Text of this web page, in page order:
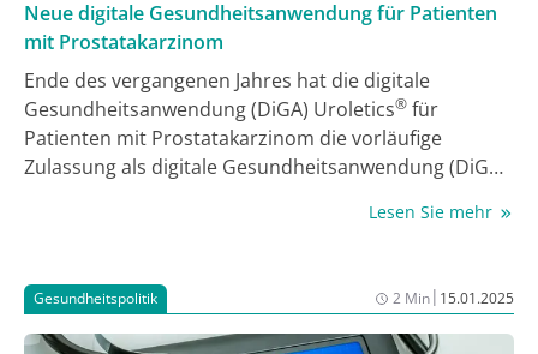
Neue digitale Gesundheitsanwendung für Patienten
mit Prostatakarzinom
Ende des vergangenen Jahres hat die digitale
Gesundheitsanwendung (DiGA) Uroletics® für
Patienten mit Prostatakarzinom die vorläufige
Zulassung als digitale Gesundheitsanwendung (DiGA)
Diagnose muss die Prostata operativ entfernt
unterstützen, mit den Folgen der operativen
Entfernung wie Inkontinenz und erektiler Dysfunktion
umzugehen.
Lesen Sie mehr
Gesundheitspolitik 2 Min| 15.01.2025